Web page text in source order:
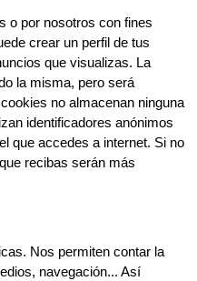
o por nosotros con fines
crear un perfil de tus
que visualizas. La
la misma, pero será
no almacenan ninguna
identificadores anónimos
que accedes a internet. Si no
recibas serán más
Nos permiten contar la
navegación... Así